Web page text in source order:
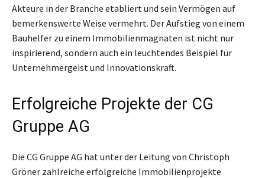
Akteure in der Branche etabliert und sein Vermögen auf
bemerkenswerte Weise vermehrt. Der Aufstieg von einem
Bauhelfer zu einem Immobilienmagnaten ist nicht nur
inspirierend, sondern auch ein leuchtendes Beispiel für
Unternehmergeist und Innovationskraft.
Erfolgreiche Projekte der CG
Gruppe AG
Die CG Gruppe AG hat unter der Leitung von Christoph
Gröner zahlreiche erfolgreiche Immobilienprojekte